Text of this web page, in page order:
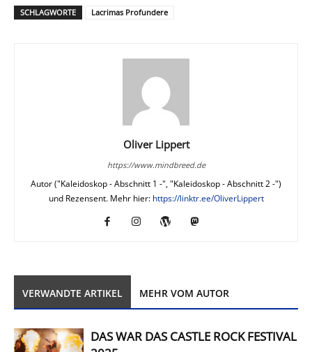
SCHLAGWORTE Lacrimas Profundere
Oliver Lippert
https://www.mindbreed.de
Autor ("Kaleidoskop - Abschnitt 1 -", "Kaleidoskop - Abschnitt 2 -")
und Rezensent. Mehr hier: https://linktr.ee/OliverLippert
VERWANDTE ARTIKEL MEHR VOM AUTOR
DAS WAR DAS CASTLE ROCK FESTIVAL